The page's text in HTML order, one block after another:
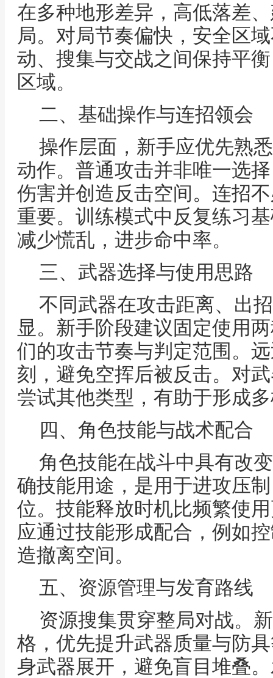
在多种地形差异，高低落差
局。对局节奏偏快，安全区
动、搜集与交战之间保持平
区域。
二、基础操作与连招领会
操作层面，新手应优先熟
动作。普通攻击并非唯一选
伤害并创造反击空间。连招
重要。训练模式中反复练习
减少慌乱，进步命中率。
三、武器选择与使用思路
不同武器在攻击距离、出
显。新手阶段建议固定使用
们的攻击节奏与判定范围。
刻，避免空挥后被反击。对
尝试其他类型，有助于形成
四、角色技能与战术配合
角色技能在战斗中具有改
确技能用途，是用于进攻压
位。技能释放时机比频繁使
应通过技能形成配合，例如
造撤离空间。
五、资源管理与发育路线
资源搜集贯穿整局对战。
格，优先提升武器质量与防
身武器展开，避免盲目堆叠